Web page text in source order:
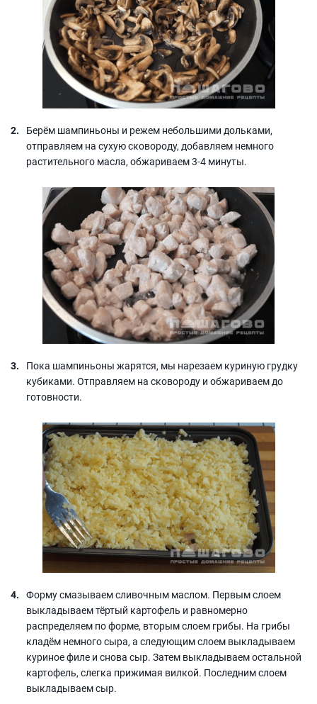
Берём шампиньоны и режем небольшими дольками,
отправляем на сухую сковороду, добавляем немного
растительного масла, обжариваем 3-4 минуты.
Пока шампиньоны жарятся, мы нарезаем куриную грудку
кубиками. Отправляем на сковороду и обжариваем до
готовности.
Форму смазываем сливочным маслом. Первым слоем
выкладываем тёртый картофель и равномерно
распределяем по форме, вторым слоем грибы. На грибы
кладём немного сыра, а следующим слоем выкладываем
куриное филе и снова сыр. Затем выкладываем остальной
картофель, слегка прижимая вилкой. Последним слоем
выкладываем сыр.